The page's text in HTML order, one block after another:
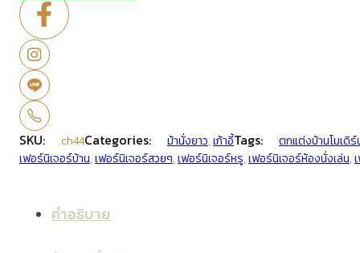
SKU: ch44Categories: ม้านั่งยาว,เก้าอี้Tags:
ตกแต่งบ้านโมเดิร์
เฟอร์นิเจอร์บ้าน,เฟอร์นิเจอร์สวยๆ,เฟอร์นิเจอร์หรู,เฟอร์นิเจอร์ห้องนั่งเล่น,
คำอธิบาย